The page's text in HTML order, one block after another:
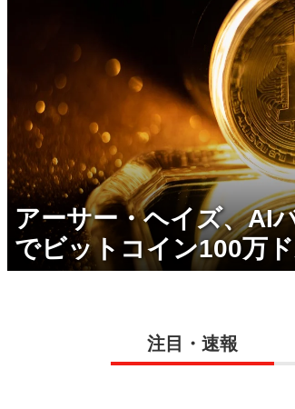
アーサー・ヘイズ、AI
でビットコイン100万
注目・速報